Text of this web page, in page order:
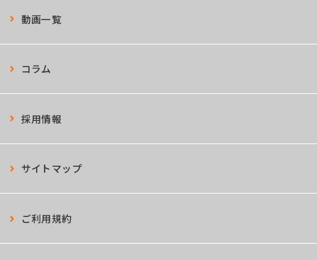
動画一覧
コラム
採用情報
サイトマップ
ご利用規約